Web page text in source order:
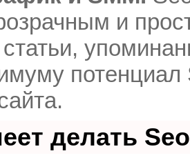
и
делать